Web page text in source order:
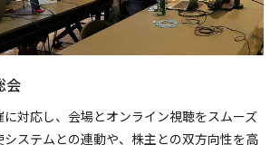
会
対応し、会場とオンライン視聴をスムーズ
システムとの連動や、株主との双方向性を高